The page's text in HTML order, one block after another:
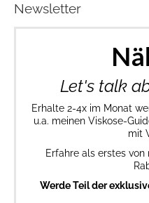
Newsletter
Let's talk
Erhalte 2-4x im Monat
u.a. meinen Viskose-
mit
Erfahre als erstes
Werde Teil der